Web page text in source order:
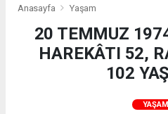
Anasayfa Yaşam
20 TEMMUZ
HAREKÂTI 52,
102
YAŞAM